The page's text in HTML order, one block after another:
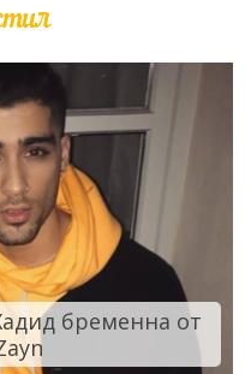
бременна от